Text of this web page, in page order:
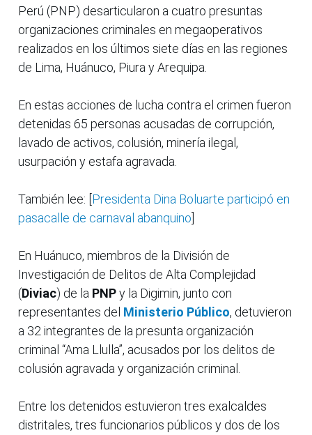
Perú (PNP) desarticularon a cuatro presuntas
organizaciones criminales en megaoperativos
realizados en los últimos siete días en las regiones
de Lima, Huánuco, Piura y Arequipa.
En estas acciones de lucha contra el crimen fueron
detenidas 65 personas acusadas de corrupción,
lavado de activos, colusión, minería ilegal,
usurpación y estafa agravada.
También lee: [ Presidenta Dina Boluarte participó en
pasacalle de carnaval abanquino
En Huánuco, miembros de la División de
Investigación de Delitos de Alta Complejidad
(Diviac) de la PNPy la Digimin, junto con
representantes del Ministerio Público, detuvieron
a 32 integrantes de la presunta organización
criminal “Ama Llulla”, acusados por los delitos de
colusión agravada y organización criminal.
Entre los detenidos estuvieron tres exalcaldes
distritales, tres funcionarios públicos y dos de los